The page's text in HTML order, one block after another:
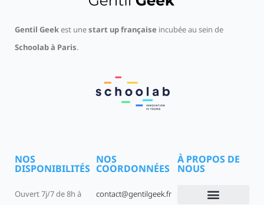
Gentil Geekest unestart up française incubée au sein de
Schoolab à Paris.
NOS
DISPONIBILITÉS
Ouvert 7j/7 de 8h à
NOS
COORDONNÉES
contact@gentilgeek.fr
À PROPOS DE
NOUS